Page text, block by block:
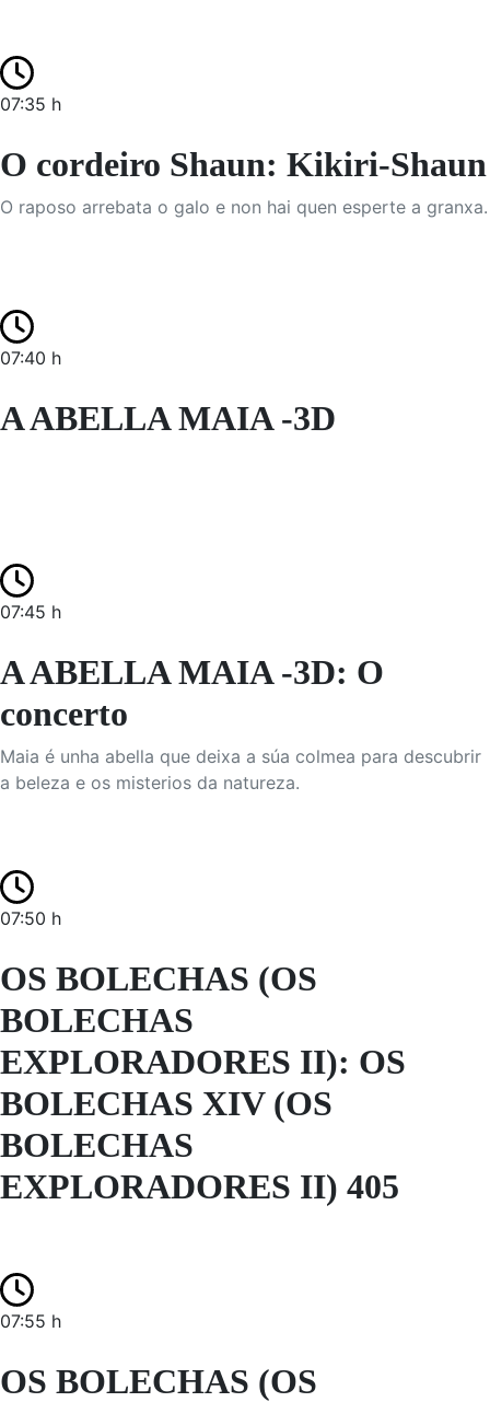
07:35 h
O cordeiro Shaun: Kikiri-Shaun
O raposo arrebata o galo e non hai quen esperte a granxa.
07:40 h
A ABELLA MAIA -3D
07:45 h
A ABELLA MAIA -3D: O
concerto
Maia é unha abella que deixa a súa colmea para descubrir
a beleza e os misterios da natureza.
07:50 h
OS BOLECHAS (OS
BOLECHAS
EXPLORADORES II): OS
BOLECHAS XIV (OS
BOLECHAS
EXPLORADORES II) 405
07:55 h
OS BOLECHAS (OS